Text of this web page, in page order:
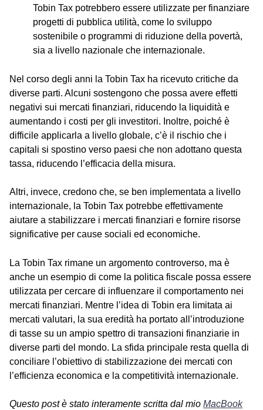
Tobin Tax potrebbero essere utilizzate per finanziare
progetti di pubblica utilità, come lo sviluppo
sostenibile o programmi di riduzione della povertà,
sia a livello nazionale che internazionale.
Nel corso degli anni la Tobin Tax ha ricevuto critiche da
diverse parti. Alcuni sostengono che possa avere effetti
negativi sui mercati finanziari, riducendo la liquidità e
aumentando i costi per gli investitori. Inoltre, poiché è
difficile applicarla a livello globale, c’è il rischio che i
capitali si spostino verso paesi che non adottano questa
tassa, riducendo l’efficacia della misura.
Altri, invece, credono che, se ben implementata a livello
internazionale, la Tobin Tax potrebbe effettivamente
aiutare a stabilizzare i mercati finanziari e fornire risorse
significative per cause sociali ed economiche.
La Tobin Tax rimane un argomento controverso, ma è
anche un esempio di come la politica fiscale possa essere
utilizzata per cercare di influenzare il comportamento nei
mercati finanziari. Mentre l’idea di Tobin era limitata ai
mercati valutari, la sua eredità ha portato all’introduzione
di tasse su un ampio spettro di transazioni finanziarie in
diverse parti del mondo. La sfida principale resta quella di
conciliare l’obiettivo di stabilizzazione dei mercati con
l’efficienza economica e la competitività internazionale.
Questo post è stato interamente scritta dal mioMacBook